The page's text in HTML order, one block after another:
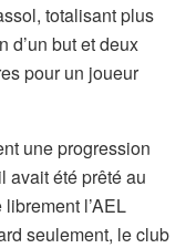
totalisant plus
d’un but et deux
pour un joueur
une progression
avait été prêté au
l’AEL
seulement, le club